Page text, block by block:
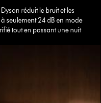
réduit le bruit et les
seulement 24 dB en mode
tout en passant une nuit